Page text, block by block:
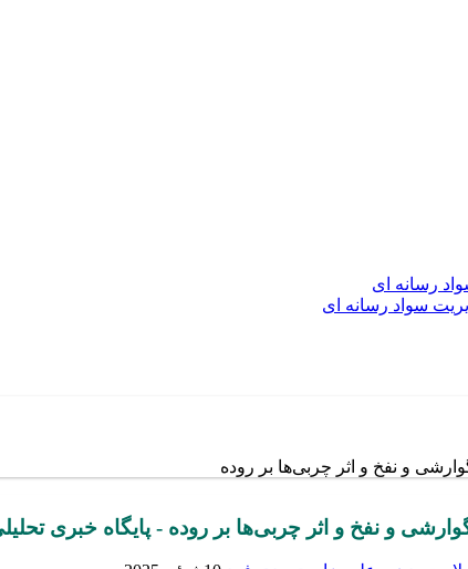
رسانه ای
سواد رسانه ای
و نفخ و اثر چربی‌ها بر روده
و نفخ و اثر چربی‌ها بر روده - پایگاه خبری